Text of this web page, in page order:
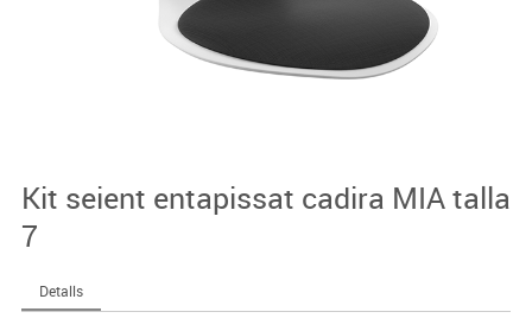
Kit seient entapissat cadira MIA talla
7
Detalls